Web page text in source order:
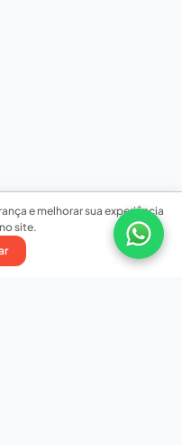
e melhorar sua experiência
site.